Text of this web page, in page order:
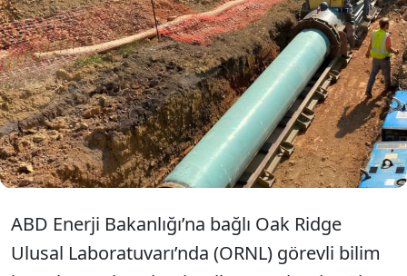
ABD’deki Oak Ridge Ulusal Laboratuvarı
araştırmacıları, geleneksel sismik tarama
yöntemini tersine çevirerek yer altındaki
gizli tünel ve boşlukları tespit eden bir
yöntem geliştirdi.
ABD Enerji Bakanlığı’na bağlı Oak Ridge
Ulusal Laboratuvarı’nda (ORNL) görevli bilim